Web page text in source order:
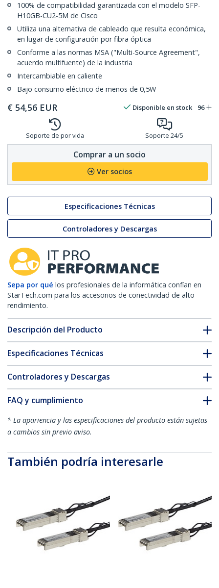
100% de compatibilidad garantizada con el modelo SFP-
H10GB-CU2-5M de Cisco
Utiliza una alternativa de cableado que resulta económica,
en lugar de configuración por fibra óptica
Conforme a las normas MSA ("Multi-Source Agreement",
acuerdo multifuente) de la industria
Intercambiable en caliente
Bajo consumo eléctrico de menos de 0,5W
€ 54,56 EUR Disponible en stock 96
Soporte de por vida Soporte 24/5
Comprar a un socio
Ver socios
Especificaciones Técnicas
Controladores y Descargas
Sepa por qué los profesionales de la informática confían en
StarTech.com para los accesorios de conectividad de alto
rendimiento.
Descripción del Producto
Especificaciones Técnicas
Controladores y Descargas
FAQ y cumplimiento
* La apariencia y las especificaciones del producto están sujetas
a cambios sin previo aviso.
También podría interesarle